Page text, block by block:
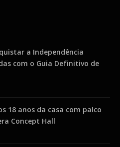
a Independência
com o Guia Definitivo de
18 anos da casa com palco
Concept Hall